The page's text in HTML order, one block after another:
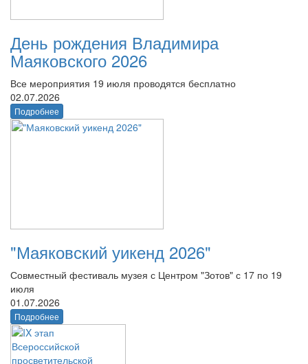
День рождения Владимира
Маяковского 2026
Все мероприятия 19 июля проводятся бесплатно
02.07.2026
Подробнее
"Маяковский уикенд 2026"
Совместный фестиваль музея с Центром "Зотов" с 17 по 19
июля
01.07.2026
Подробнее